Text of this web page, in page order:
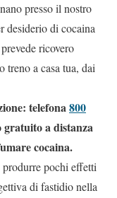
presso il nostro
desiderio di cocaina
ricovero
treno a casa tua, dai
telefona800
a distanza
cocaina.
pochi effetti
di fastidio nella